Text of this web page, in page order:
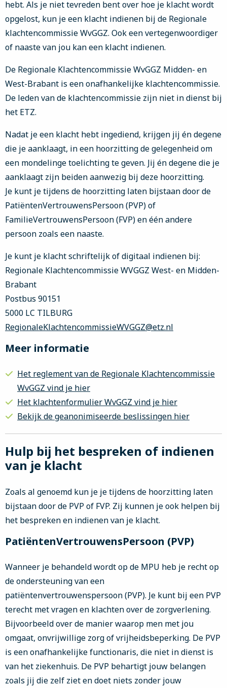
hebt. Als je niet tevreden bent over hoe je klacht wordt
opgelost, kun je een klacht indienen bij de Regionale
klachtencommissie WvGGZ. Ook een vertegenwoordiger
of naaste van jou kan een klacht indienen.
De Regionale Klachtencommissie WvGGZ Midden- en
West-Brabant is een onafhankelijke klachtencommissie.
De leden van de klachtencommissie zijn niet in dienst bij
het ETZ.
Nadat je een klacht hebt ingediend, krijgen jij én degene
die je aanklaagt, in een hoorzitting de gelegenheid om
een mondelinge toelichting te geven. Jij én degene die je
aanklaagt zijn beiden aanwezig bij deze hoorzitting.
Je kunt je tijdens de hoorzitting laten bijstaan door de
PatiëntenVertrouwensPersoon (PVP) of
FamilieVertrouwensPersoon (FVP) en één andere
persoon zoals een naaste.
Je kunt je klacht schriftelijk of digitaal indienen bij:
Regionale Klachtencommissie WVGGZ West- en Midden-
Brabant
Postbus 90151
5000 LC TILBURG
RegionaleKlachtencommissieWVGGZ@etz.nl
Meer informatie
Het reglement van de Regionale Klachtencommissie
WvGGZ vind je hier
Het klachtenformulier WvGGZ vind je hier
Bekijk de geanonimiseerde beslissingen hier
Hulp bij het bespreken of indienen
van je klacht
Zoals al genoemd kun je je tijdens de hoorzitting laten
bijstaan door de PVP of FVP. Zij kunnen je ook helpen bij
het bespreken en indienen van je klacht.
PatiëntenVertrouwensPersoon (PVP)
Wanneer je behandeld wordt op de MPU heb je recht op
de ondersteuning van een
patiëntenvertrouwenspersoon (PVP). Je kunt bij een PVP
terecht met vragen en klachten over de zorgverlening.
Bijvoorbeeld over de manier waarop men met jou
omgaat, onvrijwillige zorg of vrijheidsbeperking. De PVP
is een onafhankelijke functionaris, die niet in dienst is
van het ziekenhuis. De PVP behartigt jouw belangen
zoals jij die zelf ziet en doet niets zonder jouw